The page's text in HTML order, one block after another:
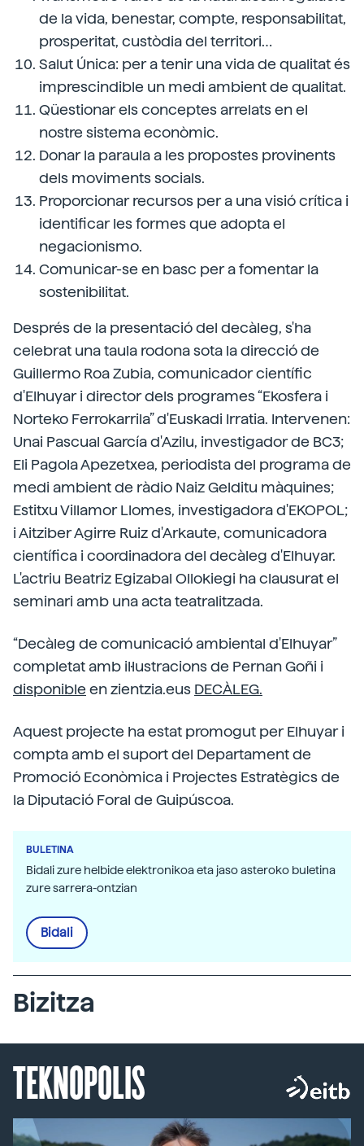
de la vida, benestar, compte, responsabilitat,
prosperitat, custòdia del territori…
Salut Única: per a tenir una vida de qualitat és
imprescindible un medi ambient de qualitat.
Qüestionar els conceptes arrelats en el
nostre sistema econòmic.
Donar la paraula a les propostes provinents
dels moviments socials.
Proporcionar recursos per a una visió crítica i
identificar les formes que adopta el
negacionismo.
Comunicar-se en basc per a fomentar la
sostenibilitat.
Després de la presentació del decàleg, s'ha
celebrat una taula rodona sota la direcció de
Guillermo Roa Zubia, comunicador científic
d'Elhuyar i director dels programes “Ekosfera i
Norteko Ferrokarrila” d'Euskadi Irratia. Intervenen:
Unai Pascual García d'Azilu, investigador de BC3;
Eli Pagola Apezetxea, periodista del programa de
medi ambient de ràdio Naiz Gelditu màquines;
Estitxu Villamor Llomes, investigadora d'EKOPOL;
i Aitziber Agirre Ruiz d'Arkaute, comunicadora
científica i coordinadora del decàleg d'Elhuyar.
L'actriu Beatriz Egizabal Ollokiegi ha clausurat el
seminari amb una acta teatralitzada.
“Decàleg de comunicació ambiental d'Elhuyar”
completat amb il·lustracions de Pernan Goñi i
disponible en zientzia.eus DECÀLEG.
Aquest projecte ha estat promogut per Elhuyar i
compta amb el suport del Departament de
Promoció Econòmica i Projectes Estratègics de
la Diputació Foral de Guipúscoa.
BULETINA
Bidali zure helbide elektronikoa eta jaso asteroko buletina
zure sarrera-ontzian
Bidali
Bizitza
TEKNOPOLIS